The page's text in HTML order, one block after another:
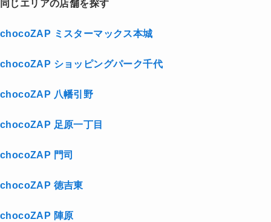
同じエリアの店舗を探す
chocoZAP ミスターマックス本城
chocoZAP ショッピングパーク千代
chocoZAP 八幡引野
chocoZAP 足原一丁目
chocoZAP 門司
chocoZAP 徳吉東
chocoZAP 陣原